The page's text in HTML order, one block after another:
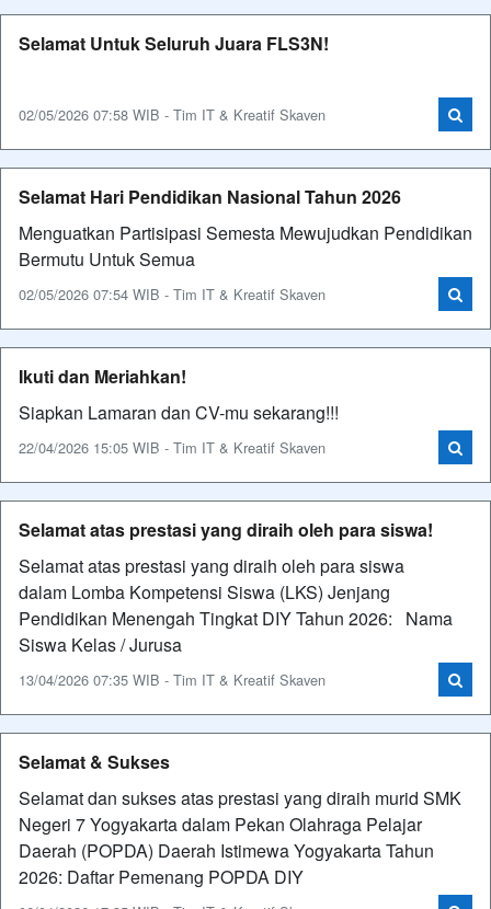
Selamat Untuk Seluruh Juara FLS3N!
02/05/2026 07:58 WIB - Tim IT & Kreatif Skaven
Selamat Hari Pendidikan Nasional Tahun 2026
Menguatkan Partisipasi Semesta Mewujudkan Pendidikan
Bermutu Untuk Semua
02/05/2026 07:54 WIB - Tim IT & Kreatif Skaven
Ikuti dan Meriahkan!
Siapkan Lamaran dan CV-mu sekarang!!!
22/04/2026 15:05 WIB - Tim IT & Kreatif Skaven
Selamat atas prestasi yang diraih oleh para siswa!
Selamat atas prestasi yang diraih oleh para siswa
dalam Lomba Kompetensi Siswa (LKS) Jenjang
Pendidikan Menengah Tingkat DIY Tahun 2026: Nama
Siswa Kelas / Jurusa
13/04/2026 07:35 WIB - Tim IT & Kreatif Skaven
Selamat & Sukses
Selamat dan sukses atas prestasi yang diraih murid SMK
Negeri 7 Yogyakarta dalam Pekan Olahraga Pelajar
Daerah (POPDA) Daerah Istimewa Yogyakarta Tahun
2026: Daftar Pemenang POPDA DIY